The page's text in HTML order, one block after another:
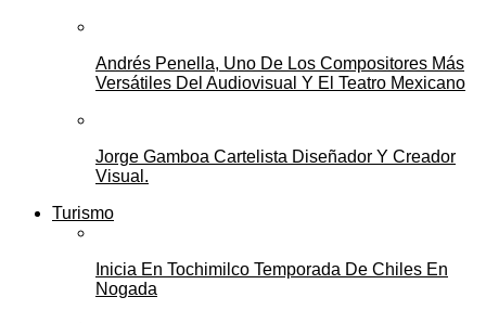
Andrés Penella, Uno De Los Compositores Más
Versátiles Del Audiovisual Y El Teatro Mexicano
Jorge Gamboa Cartelista Diseñador Y Creador
Visual.
Turismo
Inicia En Tochimilco Temporada De Chiles En
Nogada